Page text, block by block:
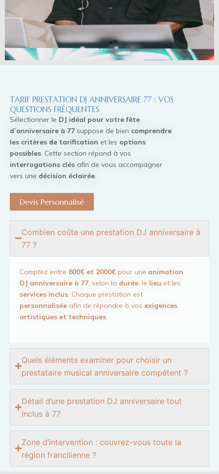
TARIF PRESTATION DJ ANNIVERSAIRE 77 : VOS
QUESTIONS FRÉQUENTES
Sélectionner le DJ idéal pour votre fête
d’anniversaire à 77 suppose de bien comprendre
les critères de tarification et les options
possibles. Cette section répond à vos
interrogations clés afin de vous accompagner
vers une décision éclairée.
Devis Personnalisé
Combien coûte une prestation DJ anniversaire à
77 ?
Comptez entre 800€ et 2000€ pour une animation
DJ anniversaire à 77 , selon la durée , le lieu et les
services inclus . Chaque prestation est
personnalisée afin de répondre à vos exigences
artistiques et techniques
Quels éléments examiner pour choisir un
prestataire musical anniversaire compétent ?
Détail d’une prestation DJ anniversaire tout
inclus à 77
Zone d’intervention : couvrez-vous toute la
région francilienne ?